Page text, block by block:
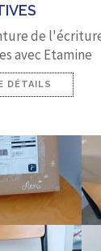
de
avec Etamine
DÉTAILS